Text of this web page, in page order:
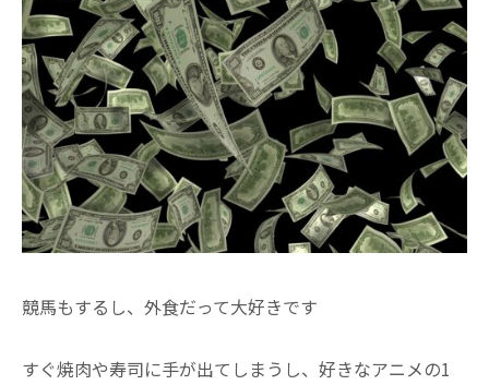
競馬もするし、外食だって大好きです
すぐ焼肉や寿司に手が出てしまうし、好きなアニメの1